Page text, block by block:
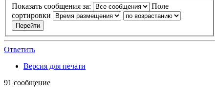
Показать сообщения за:
Поле
сортировки
Ответить
Версия для печати
91 сообщение